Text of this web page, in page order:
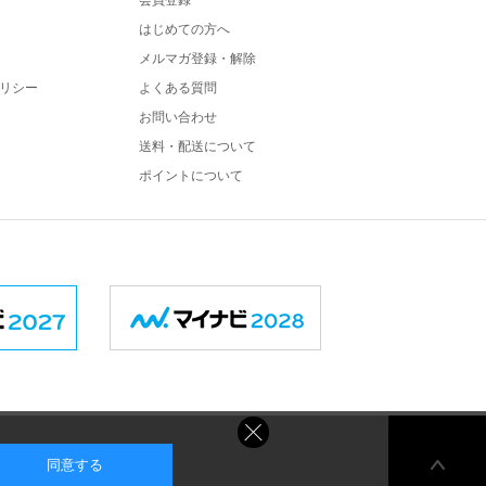
シー
はじめての方へ
メルマガ登録・解除
よくある質問
お問い合わせ
送料・配送について
ポイントについて
同意する